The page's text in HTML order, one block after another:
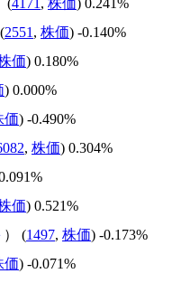
(4171 , 株価) 0.241%
2551 , 株価) -0.140%
価) 0.180%
) 0.000%
価) -0.490%
, 株価) 0.304%
価) 0.521%
） (1497, 株価) -0.173%
価) -0.071%